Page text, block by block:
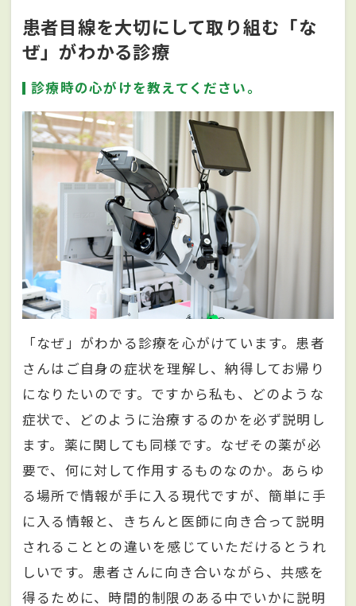
患者目線を大切にして取り組む「な
ぜ」がわかる診療
診療時の心がけを教えてください。
「なぜ」がわかる診療を心がけています。患者
さんはご自身の症状を理解し、納得してお帰り
になりたいのです。ですから私も、どのような
症状で、どのように治療するのかを必ず説明し
ます。薬に関しても同様です。なぜその薬が必
要で、何に対して作用するものなのか。あらゆ
る場所で情報が手に入る現代ですが、簡単に手
に入る情報と、きちんと医師に向き合って説明
されることとの違いを感じていただけるとうれ
しいです。患者さんに向き合いながら、共感を
得るために、時間的制限のある中でいかに説明